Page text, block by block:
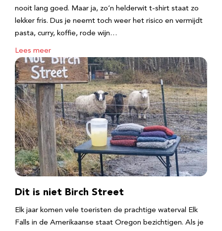
nooit lang goed. Maar ja, zo’n helderwit t-shirt staat zo
lekker fris. Dus je neemt toch weer het risico en vermijdt
pasta, curry, koffie, rode wijn…
Lees meer
Dit is niet Birch Street
Elk jaar komen vele toeristen de prachtige waterval Elk
Falls in de Amerikaanse staat Oregon bezichtigen. Als je